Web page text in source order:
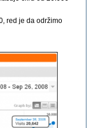
red je da održimo